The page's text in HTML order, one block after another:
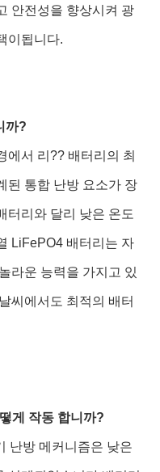
안전성을 향상시켜 광
이됩니다.
까?
에서 리?? 배터리의 최
된 통합 난방 요소가 장
터리와 달리 낮은 온도
LiFePO4 배터리는 자
라운 능력을 가지고 있
씨에서도 최적의 배터
게 작동 합니까?
난방 메커니즘은 낮은